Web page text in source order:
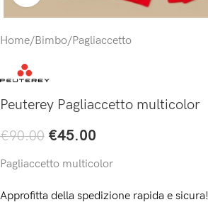
Home/Bimbo/Pagliaccetto
Peuterey Pagliaccetto multicolor
€90.00 €45.00
Pagliaccetto multicolor
Approfitta della spedizione rapida e sicura!